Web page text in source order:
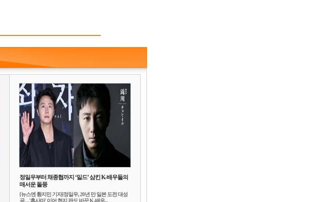
정일우부터 채종협까지 ‘일드’ 삼킨 K-배우들의
매서운 돌풍
[뉴스엔 황지민 기자]정일우, 20년 만 일본 도전 대성
공…'횹사마' 이어 현지 판도 바꾼 K-배우...